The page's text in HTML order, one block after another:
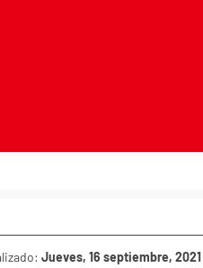
Jueves, 16 septiembre, 2021